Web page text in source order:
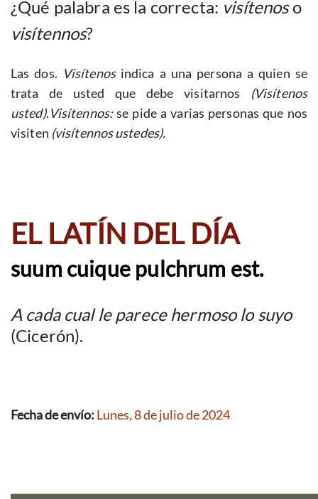
¿Qué palabra es la correcta: visítenoso
visítennos?
Las dos. Visítenosindica a una persona a quien se
trata de usted que debe visitarnos (Visítenos
usted).Visítennos:se pide a varias personas que nos
visiten (visítennos ustedes).
EL LATÍN DEL DÍA
suum cuique pulchrum est.
A cada cual le parece hermoso lo suyo
(Cicerón).
Fecha de envío: Lunes, 8 de julio de 2024